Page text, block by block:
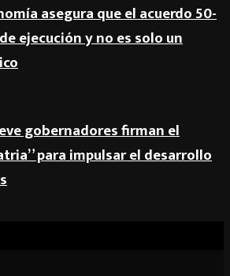
asegura que el acuerdo 50-
ejecución y no es solo un
gobernadores firman el
para impulsar el desarrollo